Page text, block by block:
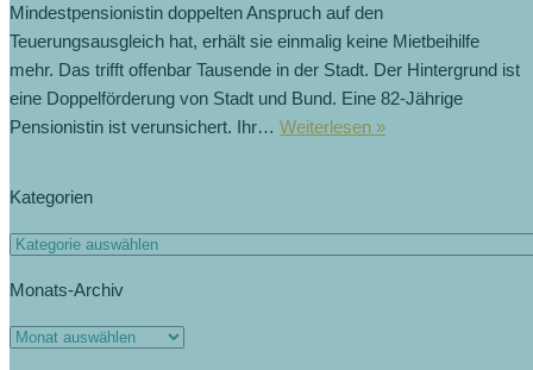
Mindestpensionistin doppelten Anspruch auf den
Teuerungsausgleich hat, erhält sie einmalig keine Mietbeihilfe
mehr. Das trifft offenbar Tausende in der Stadt. Der Hintergrund ist
eine Doppelförderung von Stadt und Bund. Eine 82-Jährige
Pensionistin ist verunsichert. Ihr… Weiterlesen »
Kategorien
Monats-Archiv